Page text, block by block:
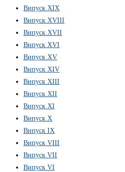
Випуск XIX
Випуск XVIII
Випуск XVII
Випуск XVI
Випуск XV
Випуск XIV
Випуск XIII
Випуск XII
Випуск XI
Випуск X
Випуск IX
Випуск VIII
Випуск VII
Випуск VI